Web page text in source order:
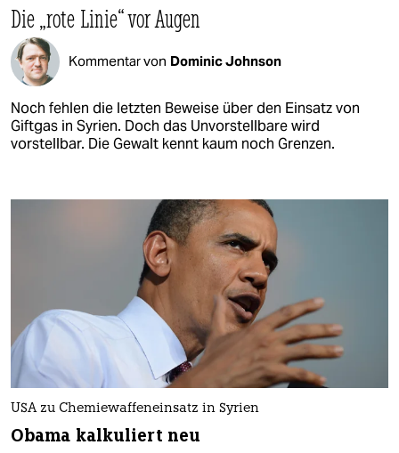
Die „rote Linie“ vor Augen
Kommentar von Dominic Johnson
Noch fehlen die letzten Beweise über den Einsatz von
Giftgas in Syrien. Doch das Unvorstellbare wird
vorstellbar. Die Gewalt kennt kaum noch Grenzen.
USA zu Chemiewaffeneinsatz in Syrien
Obama kalkuliert neu